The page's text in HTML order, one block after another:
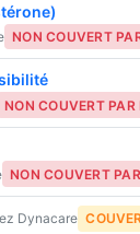
NON COUVERT
NON COUVERT PAR
NON COUVERT
Dynacare